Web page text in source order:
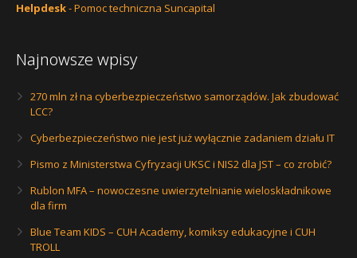
Helpdesk- Pomoc techniczna Suncapital
Najnowsze wpisy
270 mln zł na cyberbezpieczeństwo samorządów. Jak zbudować
LCC?
Cyberbezpieczeństwo nie jest już wyłącznie zadaniem działu IT
Pismo z Ministerstwa Cyfryzacji UKSC i NIS2 dla JST – co zrobić?
Rublon MFA – nowoczesne uwierzytelnianie wieloskładnikowe
dla firm
Blue Team KIDS – CUH Academy, komiksy edukacyjne i CUH
TROLL